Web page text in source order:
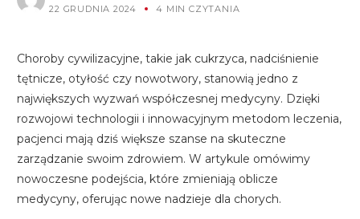
22 GRUDNIA 2024
4 MIN CZYTANIA
Choroby cywilizacyjne, takie jak cukrzyca, nadciśnienie
tętnicze, otyłość czy nowotwory, stanowią jedno z
największych wyzwań współczesnej medycyny. Dzięki
rozwojowi technologii i innowacyjnym metodom leczenia,
pacjenci mają dziś większe szanse na skuteczne
zarządzanie swoim zdrowiem. W artykule omówimy
nowoczesne podejścia, które zmieniają oblicze
medycyny, oferując nowe nadzieje dla chorych.